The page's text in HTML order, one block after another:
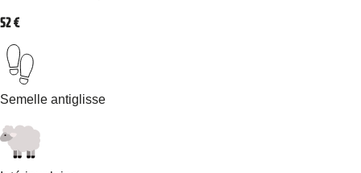
52€
Semelle antiglisse